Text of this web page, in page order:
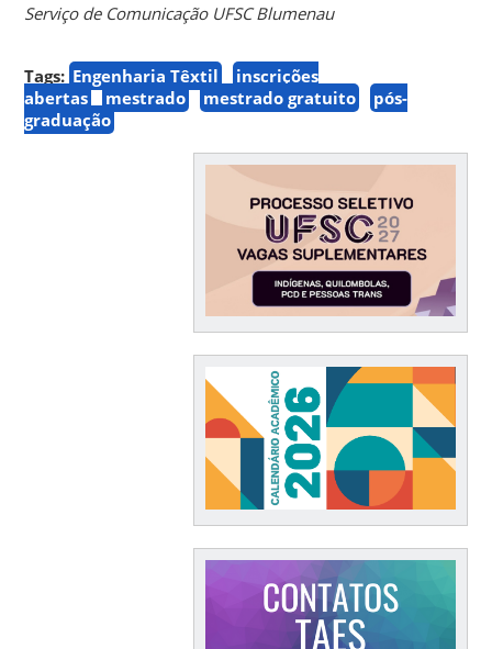
Serviço de Comunicação UFSC Blumenau
Tags: Engenharia Têxtil
inscrições
abertas
mestrado mestrado gratuito
pós-
graduação